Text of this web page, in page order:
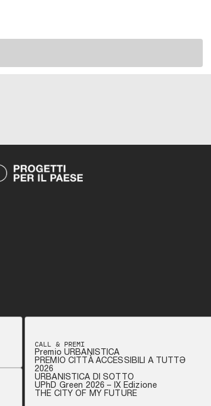
CALL & PREMI
Premio URBANISTICA
PREMIO CITTÀ ACCESSIBILI A TUTTƏ
2026
URBANISTICA DI SOTTO
UPhD Green 2026 – IX Edizione
THE CITY OF MY FUTURE